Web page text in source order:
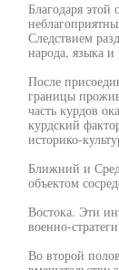
Благодаря этой
Следствием
народа, языка и
После
границы
часть курдов
курдский
историко-
Ближний и
объектом
Востока. Эти
военно-
Во второй